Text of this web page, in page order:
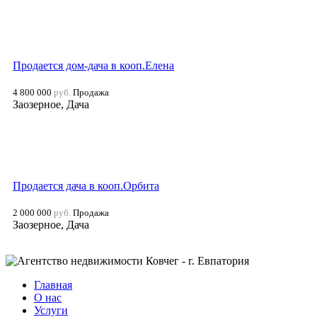
Продается дом-дача в кооп.Елена
4 800 000 руб. Продажа
Заозерное, Дача
Продается дача в кооп.Орбита
2 000 000 руб. Продажа
Заозерное, Дача
Главная
О нас
Услуги